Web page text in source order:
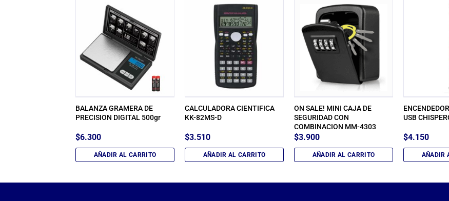
BALANZA GRAMERA DE
PRECISION DIGITAL 500gr
$6.300
AÑADIR AL CARRITO
CALCULADORA CIENTIFICA
KK-82MS-D
$3.510
AÑADIR AL CARRITO
ON SALE! MINI CAJA DE
SEGURIDAD CON
COMBINACION MM-4303
$3.900
AÑADIR AL CARRITO
USB
$4.150
AÑADIR